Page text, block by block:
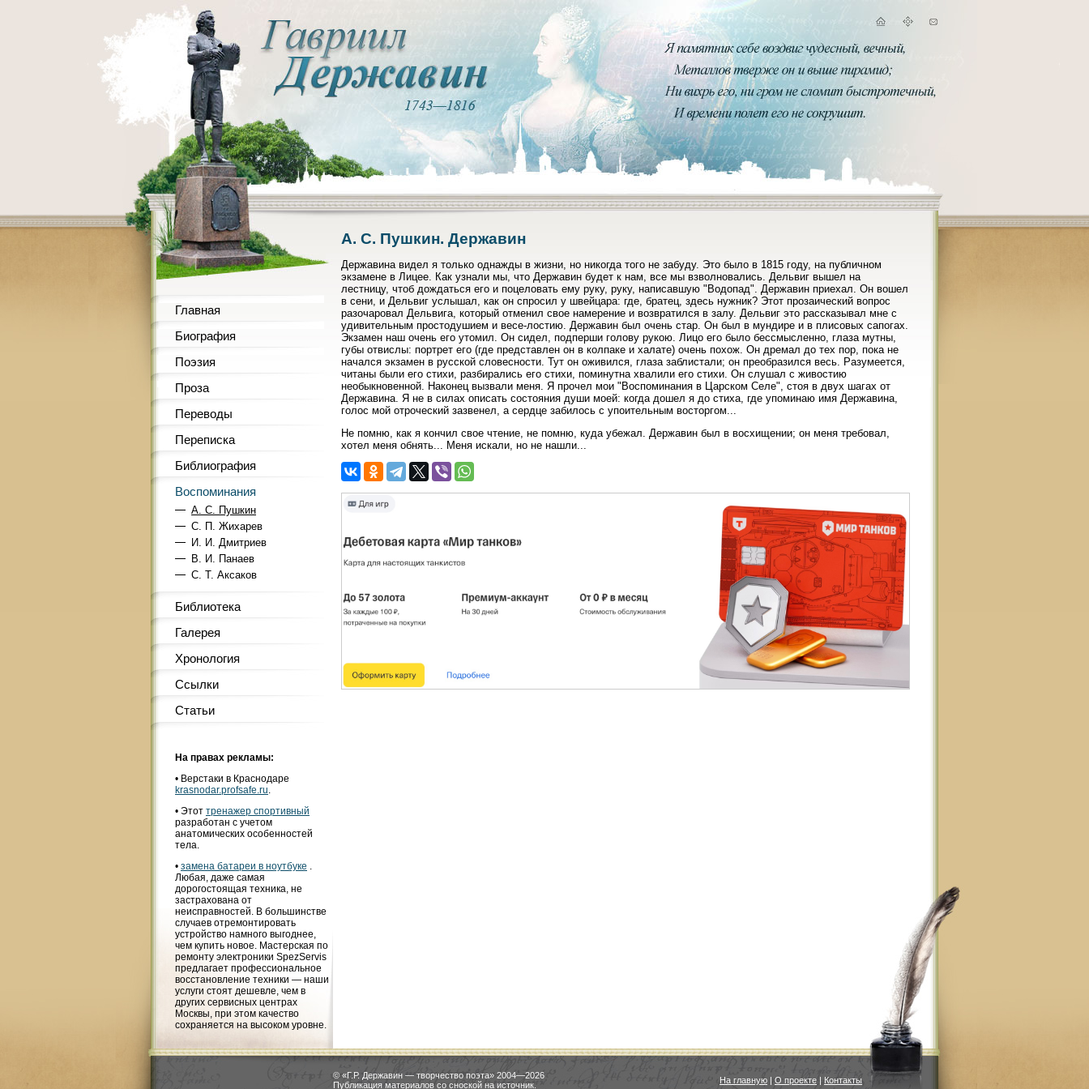
Главная
Биография
Поэзия
Проза
Переводы
Переписка
Библиография
Воспоминания
A. С. Пушкин
С. П. Жихарев
И. И. Дмитриев
B. И. Панаев
C. Т. Аксаков
Библиотека
Галерея
Хронология
Ссылки
Статьи
На правах рекламы:
• Верстаки в Краснодаре
krasnodar.profsafe.ru.
• Этот тренажер спортивный
разработан с учетом
анатомических особенностей
тела.
• замена батареи в ноутбуке .
Любая, даже самая
дорогостоящая техника, не
застрахована от
неисправностей. В большинстве
случаев отремонтировать
устройство намного выгоднее,
чем купить новое. Мастерская по
ремонту электроники SpezServis
предлагает профессиональное
восстановление техники — наши
услуги стоят дешевле, чем в
других сервисных центрах
Москвы, при этом качество
сохраняется на высоком уровне.
A. С. Пушкин. Державин
Державина видел я только однажды в жизни, но никогда того не забуду. Это было в 1815 году, на публичном
экзамене в Лицее. Как узнали мы, что Державин будет к нам, все мы взволновались. Дельвиг вышел на
лестницу, чтоб дождаться его и поцеловать ему руку, руку, написавшую "Водопад". Державин приехал. Он вошел
в сени, и Дельвиг услышал, как он спросил у швейцара: где, братец, здесь нужник? Этот прозаический вопрос
разочаровал Дельвига, который отменил свое намерение и возвратился в залу. Дельвиг это рассказывал мне с
удивительным простодушием и весе-лостию. Державин был очень стар. Он был в мундире и в плисовых сапогах.
Экзамен наш очень его утомил. Он сидел, подперши голову рукою. Лицо его было бессмысленно, глаза мутны,
губы отвислы: портрет его (где представлен он в колпаке и халате) очень похож. Он дремал до тех пор, пока не
начался экзамен в русской словесности. Тут он оживился, глаза заблистали; он преобразился весь. Разумеется,
читаны были его стихи, разбирались его стихи, поминутна хвалили его стихи. Он слушал с живостию
необыкновенной. Наконец вызвали меня. Я прочел мои "Воспоминания в Царском Селе", стоя в двух шагах от
Державина. Я не в силах описать состояния души моей: когда дошел я до стиха, где упоминаю имя Державина,
голос мой отроческий зазвенел, а сердце забилось с упоительным восторгом...
Не помню, как я кончил свое чтение, не помню, куда убежал. Державин был в восхищении; он меня требовал,
хотел меня обнять... Меня искали, но не нашли...
© «Г.Р. Державин — творчество поэта» 2004—2026
Публикация материалов со сноской на источник.
На главную | О проекте | Контакты